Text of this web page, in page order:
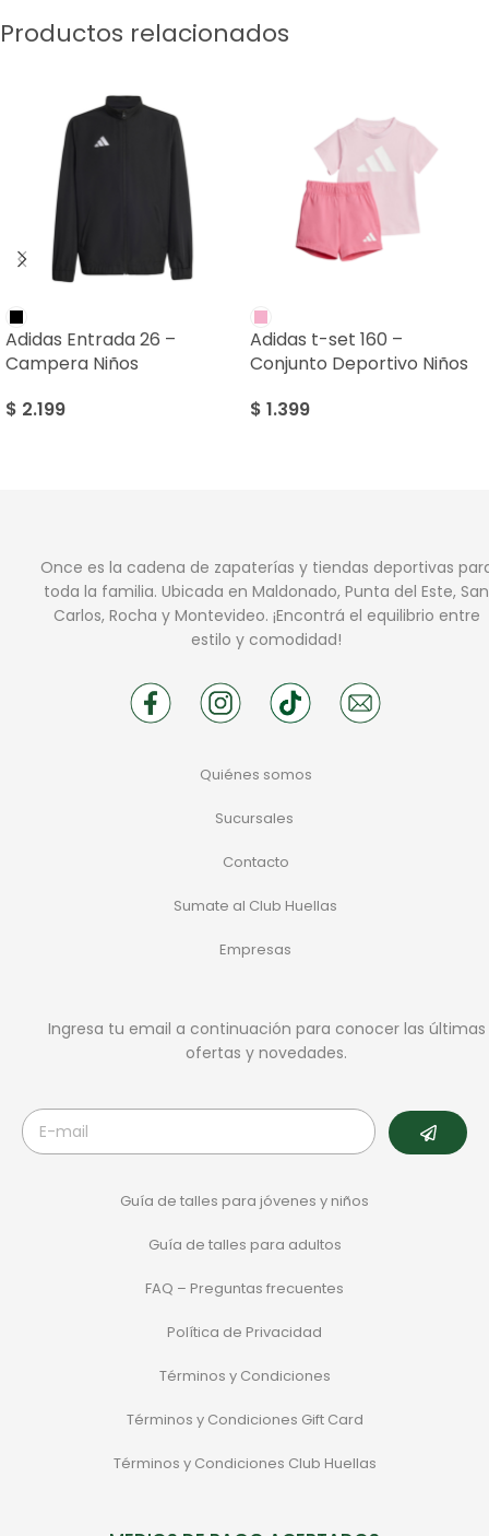
Productos relacionados
Adidas Entrada 26 –
Campera Niños
$ 2.199
Adidas t-set 160 –
Conjunto Deportivo Niños
$ 1.399
Once es la cadena de zapaterías y tiendas deportivas
toda la familia. Ubicada en Maldonado, Punta del Este, San
Carlos, Rocha y Montevideo. ¡Encontrá el equilibrio entre
estilo y comodidad!
Quiénes somos
Sucursales
Contacto
Sumate al Club Huellas
Empresas
Ingresa tu email a continuación para conocer las últimas
ofertas y novedades.
Guía de talles para jóvenes y niños
Guía de talles para adultos
FAQ – Preguntas frecuentes
Política de Privacidad
Términos y Condiciones
Términos y Condiciones Gift Card
Términos y Condiciones Club Huellas